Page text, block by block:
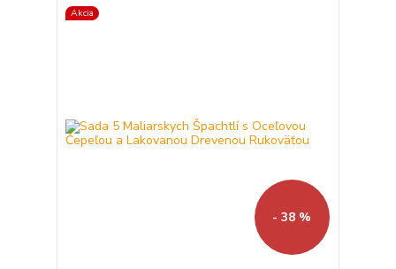
Akcia
- 38 %